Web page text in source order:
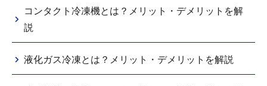
コンタクト冷凍機とは？メリット・デメリットを解
説
液化ガス冷凍とは？メリット・デメリットを解説